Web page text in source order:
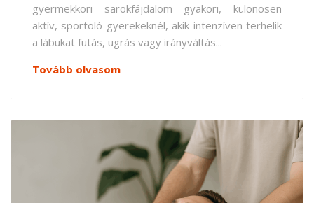
gyermekkori sarokfájdalom gyakori, különösen
aktív, sportoló gyerekeknél, akik intenzíven terhelik
a lábukat futás, ugrás vagy irányváltás...
Tovább olvasom